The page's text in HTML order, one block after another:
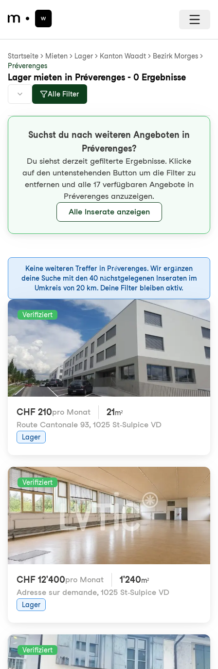
Startseite Mieten Lager Kanton Waadt
Bezirk Morges
Préverenges
Lager mieten in Préverenges - 0 Ergebnisse
Alle Filter
Suchst du nach weiteren Angeboten in
Préverenges?
Du siehst derzeit gefilterte Ergebnisse. Klicke
auf den untenstehenden Button um die Filter zu
entfernen und alle 17 verfügbaren Angebote in
Préverenges anzuzeigen.
Alle Inserate anzeigen
Keine weiteren Treffer in Préverenges. Wir ergänzen
deine Suche mit den 40 nächstgelegenen Inseraten im
Umkreis von 20 km. Deine Filter bleiben aktiv.
Verifiziert
CHF 210pro Monat 21 m²
Route Cantonale 93, 1025 St-Sulpice VD
Lager
Verifiziert
CHF 12'400pro Monat 1'240m²
Adresse sur demande, 1025 St-Sulpice VD
Lager
Verifiziert